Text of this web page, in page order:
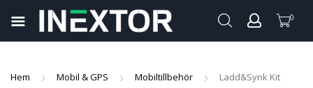
0
Hem Mobil & GPS Mobiltillbehör
Ladd&Synk Kit